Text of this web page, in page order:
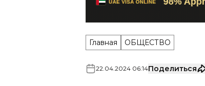
Главная ОБЩЕСТВО
22 04 2024 06:14Поделиться